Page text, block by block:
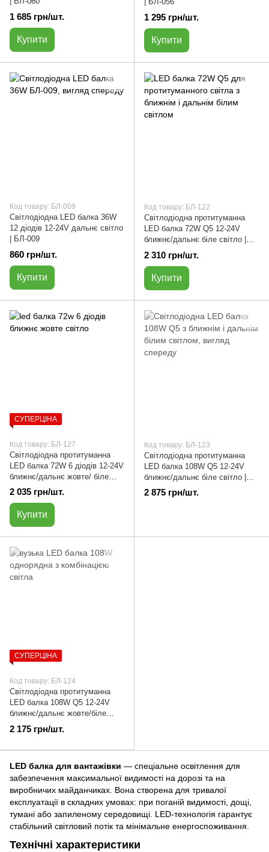
1 685 грн/шт.
Купити
1 295 грн/шт.
Купити
Код товару: БЛ-009
Світлодіодна LED балка 36W
12 діодів 12-24V дальнє світло
| БЛ-009
860 грн/шт.
Купити
Код товару: БЛ-122
Світлодіодна протитуманна
LED балка 72W Q5 12-24V
ближнє/дальнє біле світло |
БЛ-122
2 310 грн/шт.
Купити
СУПЕРЦІНА
Код товару: БЛ-127
Cвітлодіодна протитуманна
LED балка 72W 6 діодів 12-24V
ближнє/дальнє жовте/ біле
світло | БЛ-127
2 035 грн/шт.
Купити
Код товару: БЛ-123
Світлодіодна протитуманна
LED балка 108W Q5 12-24V
ближнє/дальнє біле світло |
БЛ-123
2 875 грн/шт.
СУПЕРЦІНА
Код товару: БЛ-124
Cвітлодіодна протитуманна
LED балка 108W Q5 12-24V
ближнє/дальнє жовте/біле
світло | БЛ-124
2 175 грн/шт.
LED балка для вантажівки — спеціальне освітлення для
забезпечення максимальної видимості на дорозі та на
виробничих майданчиках. Вона створена для тривалої
експлуатації в складних умовах: при поганій видимості, дощі,
тумані або запиленому середовищі. LED-технологія гарантує
стабільний світловий потік та мінімальне енергоспоживання.
Технічні характеристики